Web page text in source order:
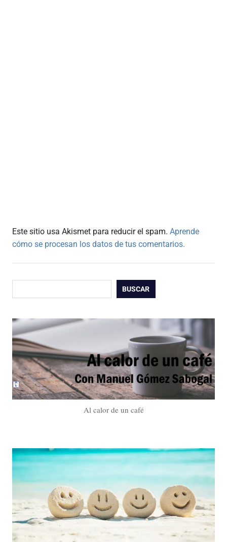
Este sitio usa Akismet para reducir el spam. Aprende
cómo se procesan los datos de tus comentarios.
BUSCAR
Al calor de un café